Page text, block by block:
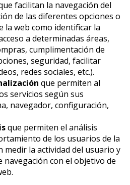
facilitan la navegación del
de las diferentes opciones o
la web como identificar la
a determinadas áreas,
cumplimentación de
seguridad, facilitar
redes sociales, etc.).
que permiten al
servicios según sus
navegador, configuración,
que permiten el análisis
de los usuarios de la
medir la actividad del usuario y
con el objetivo de